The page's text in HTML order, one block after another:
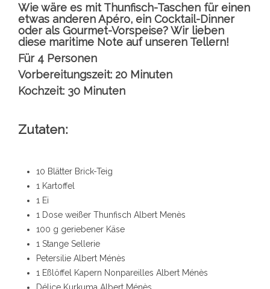
Wie wäre es mit Thunfisch-Taschen für einen
etwas anderen Apéro, ein Cocktail-Dinner
oder als Gourmet-Vorspeise? Wir lieben
diese maritime Note auf unseren Tellern!
Für 4 Personen
Vorbereitungszeit: 20 Minuten
Kochzeit: 30 Minuten
Zutaten:
10 Blätter Brick-Teig
1 Kartoffel
1 Ei
1 Dose weißer Thunfisch Albert Menès
100 g geriebener Käse
1 Stange Sellerie
Petersilie Albert Ménès
1 Eßlöffel Kapern Nonpareilles Albert Ménès